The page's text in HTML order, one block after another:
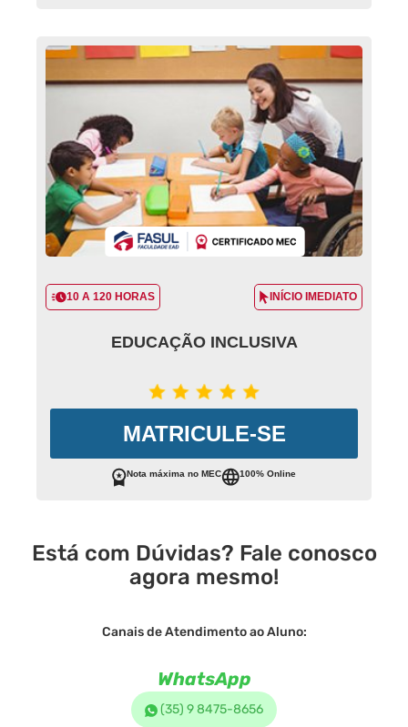
10 A 120 HORAS INÍCIO IMEDIATO
EDUCAÇÃO INCLUSIVA
MATRICULE-SE
Nota máxima no MEC 100% Online
Está com Dúvidas? Fale conosco
agora mesmo!
Canais de Atendimento ao Aluno:
WhatsApp
(35) 9 8475-8656